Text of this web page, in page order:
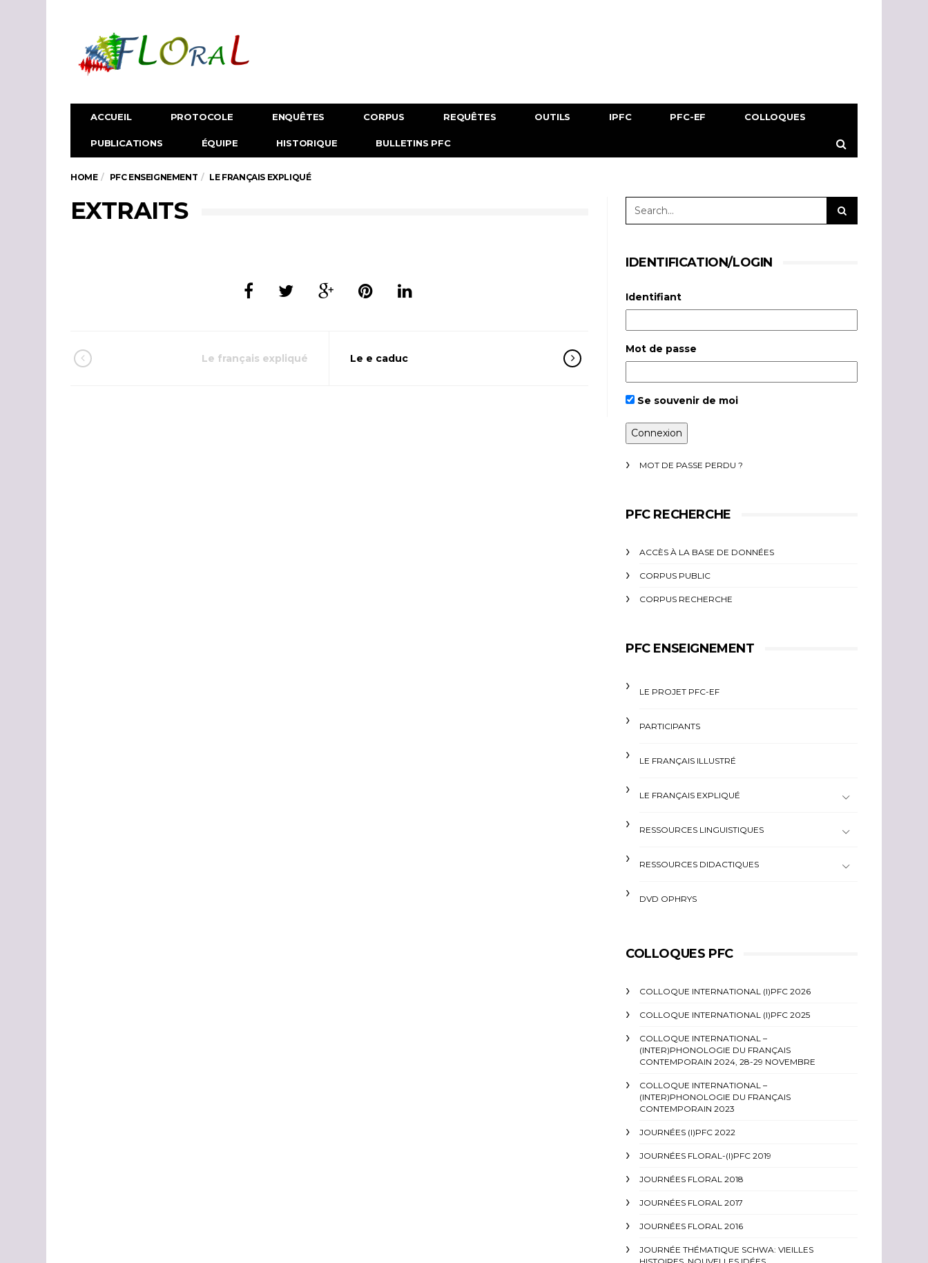
ACCUEIL PROTOCOLE ENQUÊTES CORPUS REQUÊTES OUTILS IPFC PFC-EF COLLOQUES
PUBLICATIONS ÉQUIPE HISTORIQUE BULLETINS PFC
HOME PFC ENSEIGNEMENT LE FRANÇAIS EXPLIQUÉ
EXTRAITS
Le français expliqué Le e caduc
IDENTIFICATION/LOGIN
Identifiant
Mot de passe
Se souvenir de moi
MOT DE PASSE PERDU ?
PFC RECHERCHE
ACCÈS À LA BASE DE DONNÉES
CORPUS PUBLIC
CORPUS RECHERCHE
PFC ENSEIGNEMENT
LE PROJET PFC-EF
PARTICIPANTS
LE FRANÇAIS ILLUSTRÉ
LE FRANÇAIS EXPLIQUÉ
RESSOURCES LINGUISTIQUES
RESSOURCES DIDACTIQUES
DVD OPHRYS
COLLOQUES PFC
COLLOQUE INTERNATIONAL (I)PFC 2026
COLLOQUE INTERNATIONAL (I)PFC 2025
COLLOQUE INTERNATIONAL –
(INTER)PHONOLOGIE DU FRANÇAIS
CONTEMPORAIN 2024, 28-29 NOVEMBRE
COLLOQUE INTERNATIONAL –
(INTER)PHONOLOGIE DU FRANÇAIS
CONTEMPORAIN 2023
JOURNÉES (I)PFC 2022
JOURNÉES FLORAL-(I)PFC 2019
JOURNÉES FLORAL 2018
JOURNÉES FLORAL 2017
JOURNÉES FLORAL 2016
JOURNÉE THÉMATIQUE SCHWA: VIEILLES